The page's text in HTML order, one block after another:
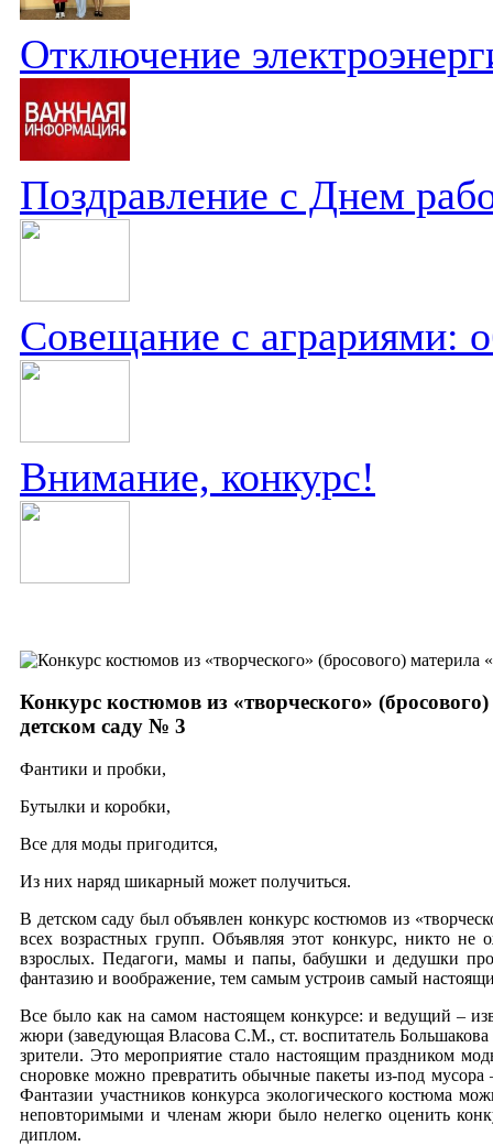
Отключение
Поздравление с Днем
Совещание с аграриями:
Внимание, конкурс!
Конкурс костюмов из «творческого»
детском саду № 3
Фантики и пробки,
Бутылки и коробки,
Все для моды пригодится,
Из них наряд шикарный может получиться.
В детском саду был объявлен конкурс костюмов из
всех возрастных групп. Объявляя этот конкурс, никто
взрослых. Педагоги, мамы и папы, бабушки и дедушки
фантазию и воображение, тем самым устроив самый
Все было как на самом настоящем конкурсе: и ведущий –
жюри (заведующая Власова С.М., ст. воспитатель
зрители. Это мероприятие стало настоящим праздником
сноровке можно превратить обычные пакеты из-под мусора
Фантазии участников конкурса экологического костюма
неповторимыми и членам жюри было нелегко оценить
диплом.